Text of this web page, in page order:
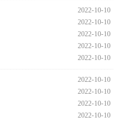
2022-10-10
2022-10-10
2022-10-10
2022-10-10
2022-10-10
2022-10-10
2022-10-10
2022-10-10
2022-10-10